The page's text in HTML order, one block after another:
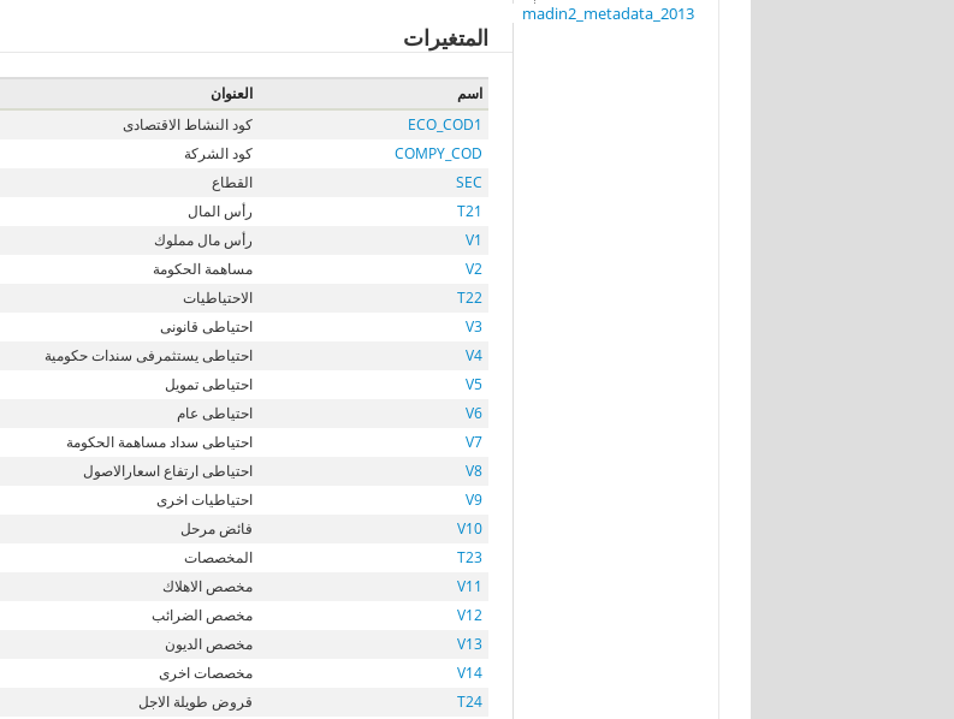
madin2_metadata_2013
المتغيرات
اسم العنوان
ECO_COD1
كود النشاط الاقتصادى
COMPY_COD
كود الشركة
SEC
القطاع
T21
رأس المال
V1
رأس مال مملوك
V2
مساهمة الحكومة
T22
الاحتياطيات
V3
احتياطى قانونى
V4
احتياطى يستثمرفى سندات حكومية
V5
احتياطى تمويل
V6
احتياطى عام
V7
احتياطى سداد مساهمة الحكومة
V8
احتياطى ارتفاع اسعارالاصول
V9
احتياطيات اخرى
V10
فائض مرحل
T23
المخصصات
V11
مخصص الاهلاك
V12
مخصص الضرائب
V13
مخصص الديون
V14
مخصصات اخرى
T24
قروض طويلة الاجل